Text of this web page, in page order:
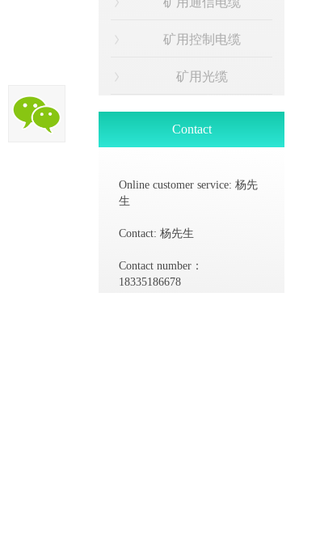
矿用控制电缆
矿用光缆
Contact
Online customer service: 杨先
生
Contact: 杨先生
Contact number：
18335186678